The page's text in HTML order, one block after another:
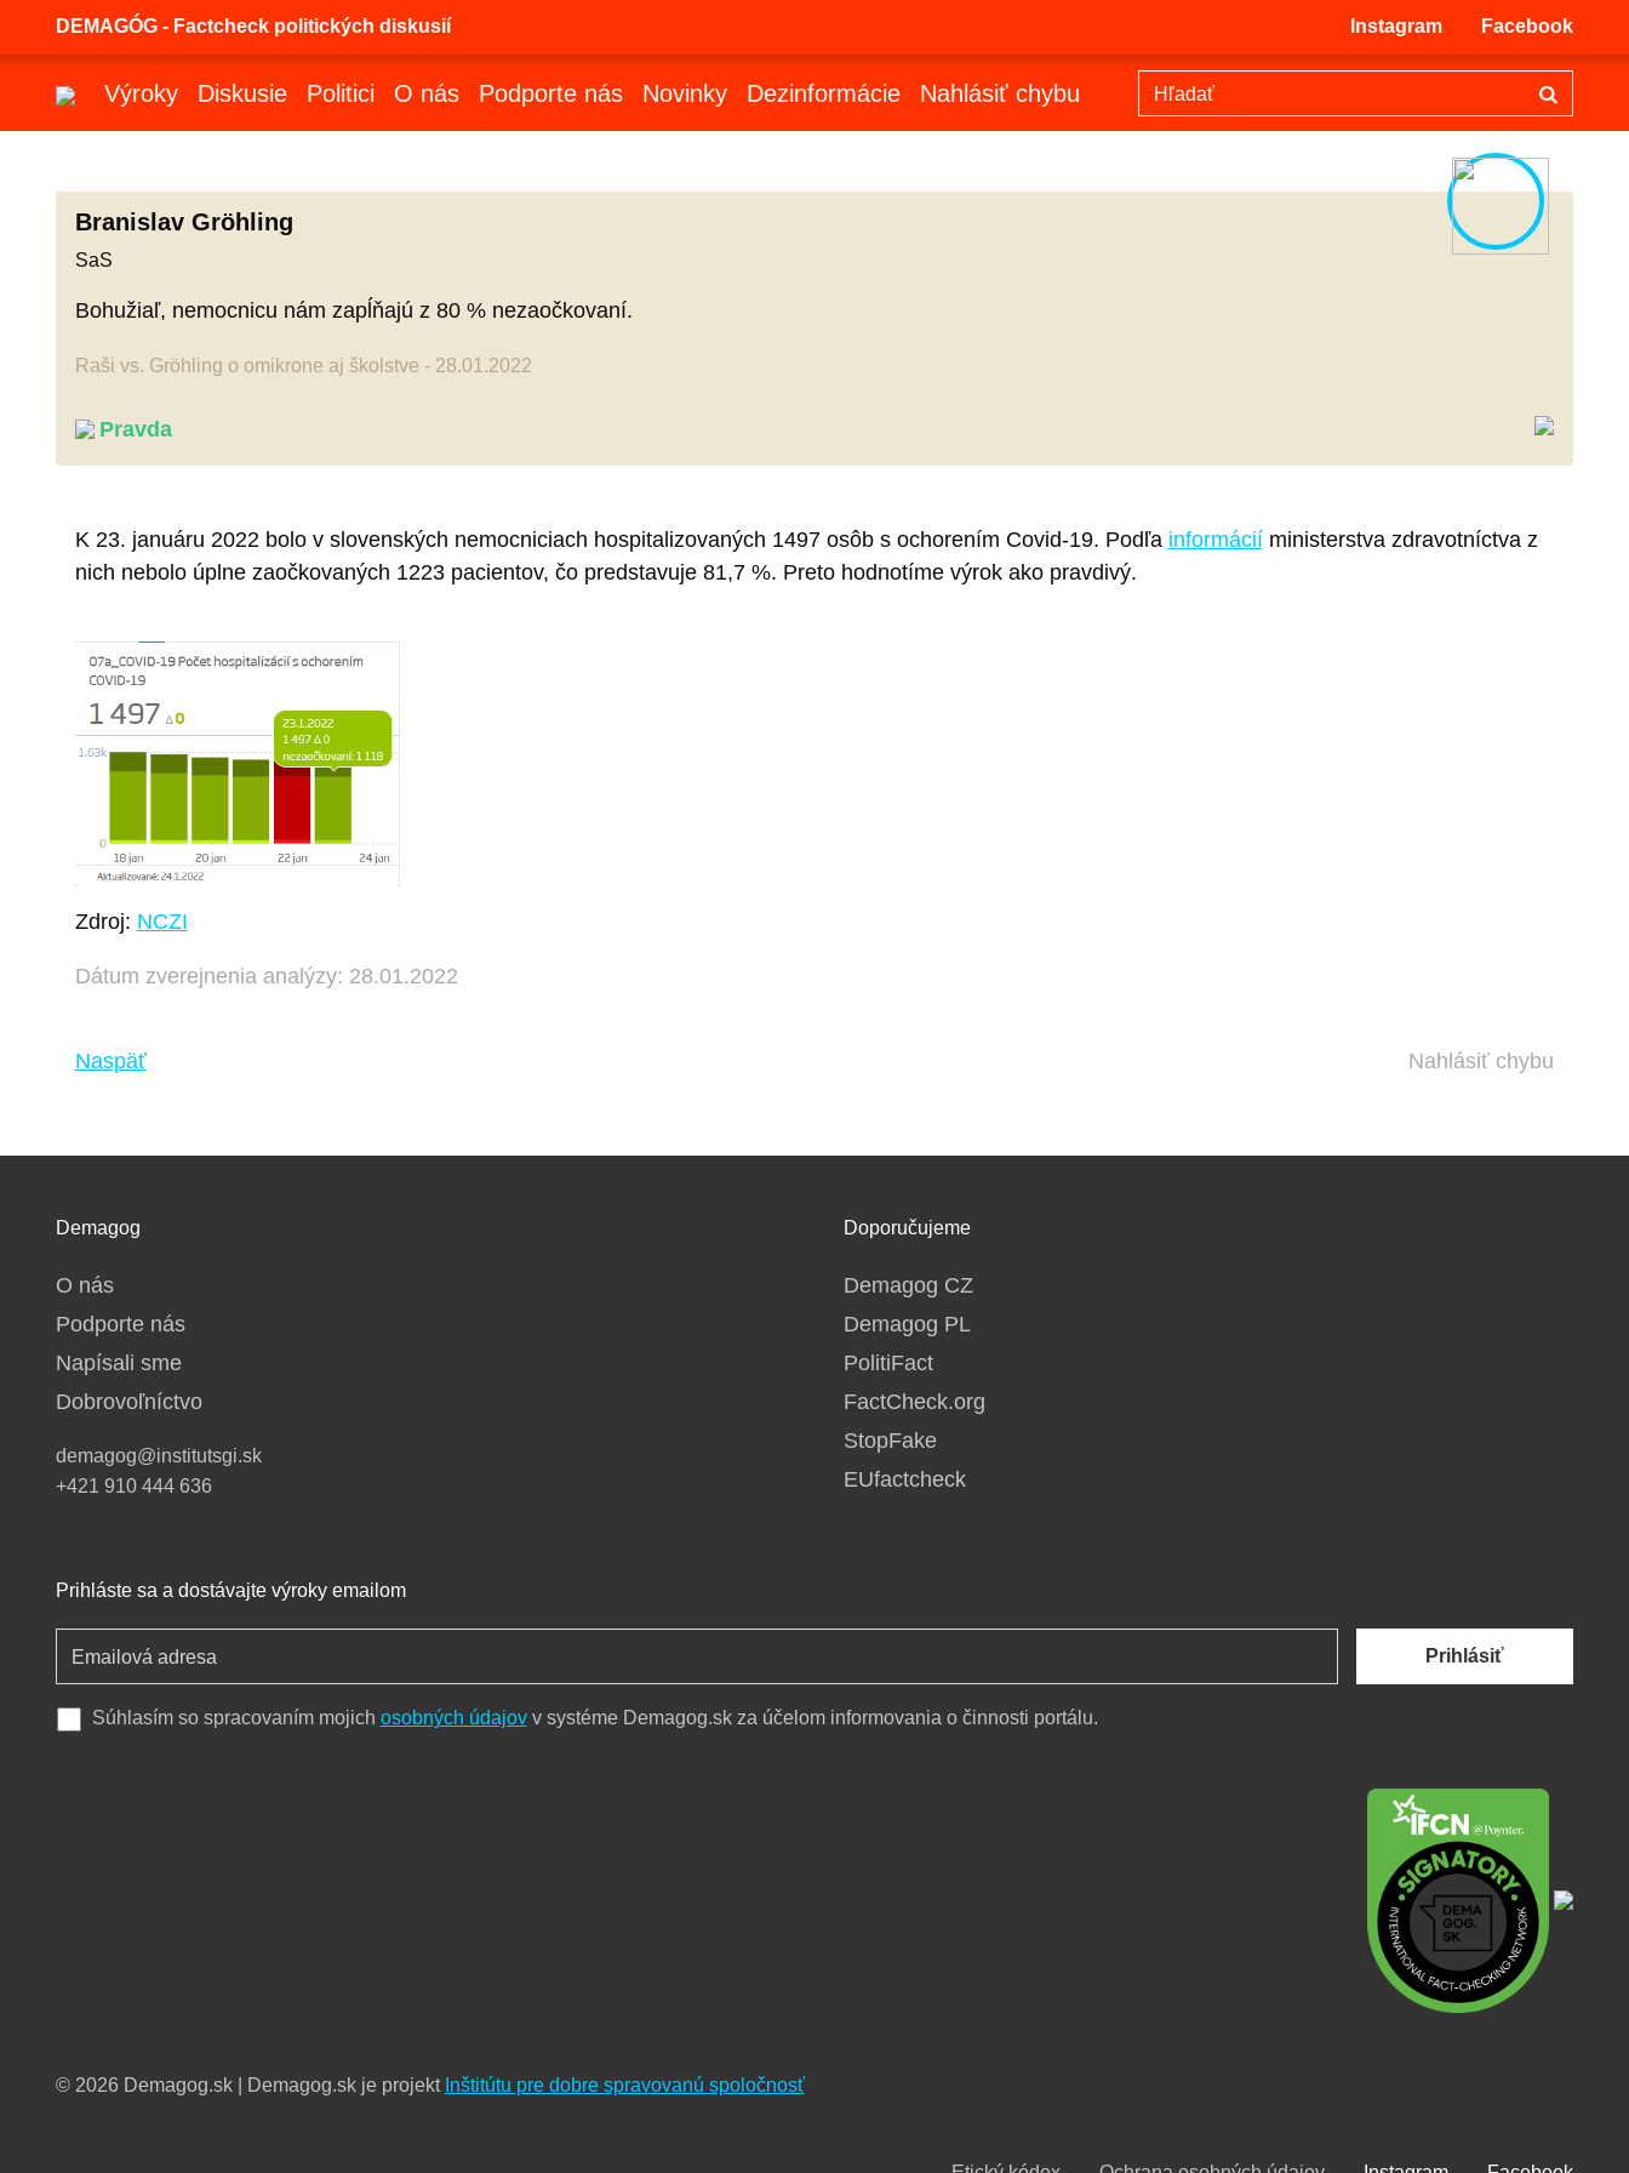
DEMAGÓG - Factcheck politických diskusií Instagram Facebook
Výroky Diskusie Politici O nás Podporte nás Novinky Dezinformácie Nahlásiť chybu
Branislav Gröhling
SaS
Bohužiaľ, nemocnicu nám zapĺňajú z 80 % nezaočkovaní.
Raši vs. Gröhling o omikrone aj školstve - 28.01.2022
Pravda
K 23. januáru 2022 bolo v slovenských nemocniciach hospitalizovaných 1497 osôb s ochorením Covid-19. Podľa informáciíministerstva zdravotníctva z
nich nebolo úplne zaočkovaných 1223 pacientov, čo predstavuje 81,7 %. Preto hodnotíme výrok ako pravdivý.
Zdroj: NCZI
Dátum zverejnenia analýzy: 28.01.2022
Naspäť Nahlásiť chybu
Demagog
O nás
Podporte nás
Napísali sme
Dobrovoľníctvo
demagog@institutsgi.sk
+421 910 444 636
Doporučujeme
Demagog CZ
Demagog PL
PolitiFact
FactCheck.org
StopFake
EUfactcheck
Prihláste sa a dostávajte výroky emailom
Prihlásiť
Súhlasím so spracovaním mojich osobných údajovv systéme Demagog.sk za účelom informovania o činnosti portálu.
© 2026 Demagog.sk | Demagog.sk je projekt Inštitútu pre dobre spravovanú spoločnosť